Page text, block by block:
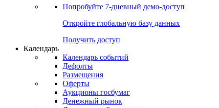
Попробуйте 7-дневный демо-доступ
Откройте глобальную базу данных
Получить доступ
Календарь
Календарь событий
Дефолты
Размещения
Оферты
Аукционы госбумаг
Денежный рынок